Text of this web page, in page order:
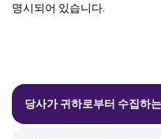
명시되어 있습니다.
당사가 귀하로부터 수집하